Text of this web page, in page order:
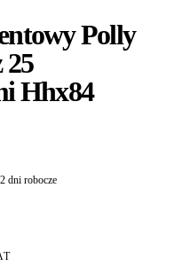
Polly
25
Hhx84
dni robocze